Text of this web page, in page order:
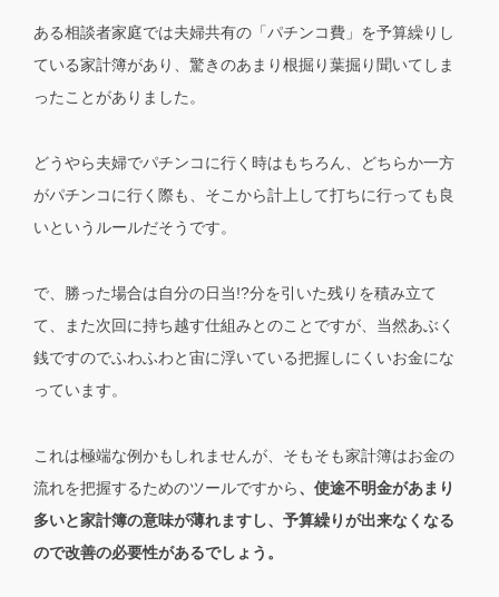
ある相談者家庭では夫婦共有の「パチンコ費」を予算繰りし
ている家計簿があり、驚きのあまり根掘り葉掘り聞いてしま
ったことがありました。
どうやら夫婦でパチンコに行く時はもちろん、どちらか一方
がパチンコに行く際も、そこから計上して打ちに行っても良
いというルールだそうです。
で、勝った場合は自分の日当!?分を引いた残りを積み立て
て、また次回に持ち越す仕組みとのことですが、当然あぶく
銭ですのでふわふわと宙に浮いている把握しにくいお金にな
っています。
これは極端な例かもしれませんが、そもそも家計簿はお金の
流れを把握するためのツールですから、使途不明金があまり
多いと家計簿の意味が薄れますし、予算繰りが出来なくなる
ので改善の必要性があるでしょう。